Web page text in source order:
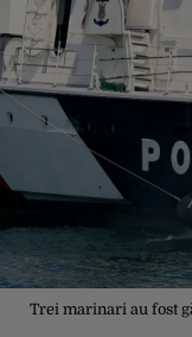
Trei marinari au fost